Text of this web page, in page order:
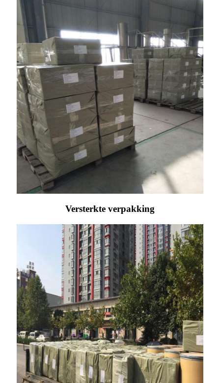
Versterkte verpakking